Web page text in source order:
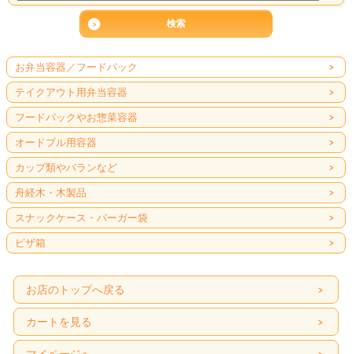
お弁当容器／フードパック
テイクアウト用弁当容器
フードパックやお惣菜容器
オードブル用容器
カップ類やバランなど
舟経木・木製品
スナックケース・バーガー袋
ピザ箱
お店のトップへ戻る
カートを見る